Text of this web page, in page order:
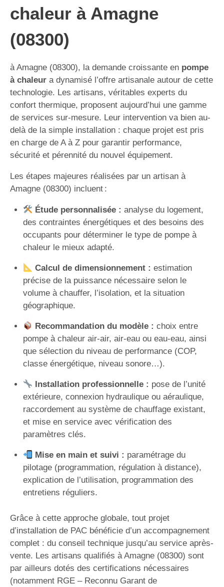
chaleur à Amagne
(08300)
à Amagne (08300), la demande croissante en pompe
à chaleur a dynamisé l’offre artisanale autour de cette
technologie. Les artisans, véritables experts du
confort thermique, proposent aujourd’hui une gamme
de services sur-mesure. Leur intervention va bien au-
delà de la simple installation : chaque projet est pris
en charge de A à Z pour garantir performance,
sécurité et pérennité du nouvel équipement.
Les étapes majeures réalisées par un artisan à
Amagne (08300) incluent :
Étude personnalisée : analyse du logement,
des contraintes énergétiques et des besoins des
occupants pour déterminer le type de pompe à
chaleur le mieux adapté.
Calcul de dimensionnement : estimation
précise de la puissance nécessaire selon le
volume à chauffer, l’isolation, et la situation
géographique.
Recommandation du modèle : choix entre
pompe à chaleur air-air, air-eau ou eau-eau, ainsi
que sélection du niveau de performance (COP,
classe énergétique, niveau sonore…).
Installation professionnelle : pose de l’unité
extérieure, connexion hydraulique ou aéraulique,
raccordement au système de chauffage existant,
et mise en service avec vérification des
paramètres clés.
Mise en main et suivi : paramétrage du
pilotage (programmation, régulation à distance),
explication de l’utilisation, programmation des
entretiens réguliers.
Grâce à cette approche globale, tout projet
d’installation de PAC bénéficie d’un accompagnement
complet : du conseil technique jusqu’au service après-
vente. Les artisans qualifiés à Amagne (08300) sont
par ailleurs dotés des certifications nécessaires
(notamment RGE – Reconnu Garant de